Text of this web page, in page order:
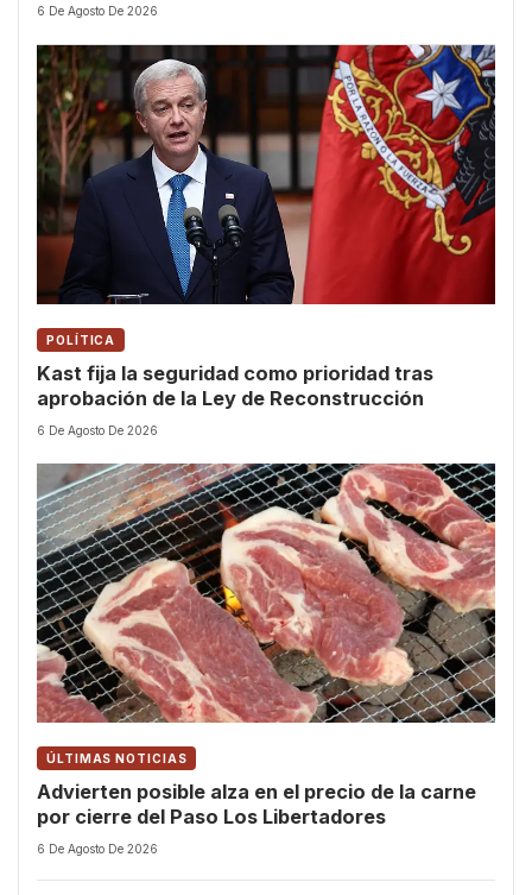
6 De Agosto De 2026
POLÍTICA
Kast fija la seguridad como prioridad tras
aprobación de la Ley de Reconstrucción
6 De Agosto De 2026
ÚLTIMAS NOTICIAS
Advierten posible alza en el precio de la carne
por cierre del Paso Los Libertadores
6 De Agosto De 2026